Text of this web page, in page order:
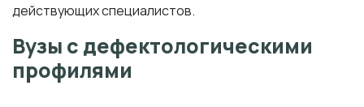
действующих специалистов.
Вузы с дефектологическими
профилями